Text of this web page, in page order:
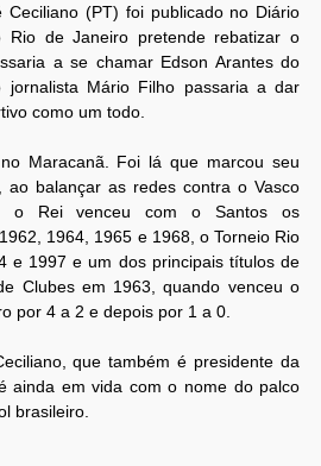
Ceciliano (PT) foi publicado no Diário
Rio de Janeiro pretende rebatizar o
a se chamar Edson Arantes do
jornalista Mário Filho passaria a dar
como um todo.
Maracanã. Foi lá que marcou seu
ao balançar as redes contra o Vasco
o Rei venceu com o Santos os
1964, 1965 e 1968, o Torneio Rio
e 1997 e um dos principais títulos de
Clubes em 1963, quando venceu o
por 4 a 2 e depois por 1 a 0.
que também é presidente da
ainda em vida com o nome do palco
brasileiro.